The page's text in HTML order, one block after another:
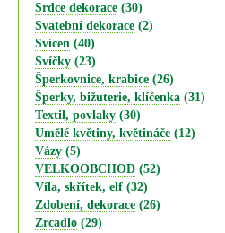
Srdce dekorace (30)
Svatební dekorace (2)
Svícen (40)
Svíčky (23)
Šperkovnice, krabice (26)
Šperky, bižuterie, klíčenka (31)
Textil, povlaky (30)
Umělé květiny, květináče (12)
Vázy (5)
VELKOOBCHOD (52)
Víla, skřítek, elf (32)
Zdobení, dekorace (26)
Zrcadlo (29)